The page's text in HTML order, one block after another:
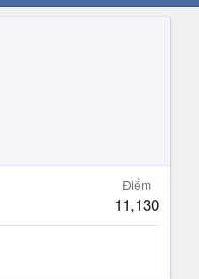
Điểm
11,130